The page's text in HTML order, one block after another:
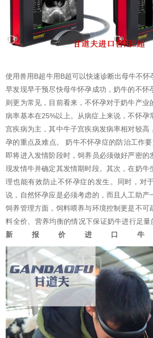
使用兽用B超牛用B超可以快速诊断出母牛不怀
早发现早干预尽快母牛怀孕成功，奶牛的不怀
则更为常见，目前看来，不怀孕对于奶牛产业
病率基本在25%以上。从病症上来说，不怀孕
宫疾病为主，其中牛子宫疾病发病率相对较高
孕的重点及难点。 奶牛不怀孕症的防治工作
即将进入发情阶段时，饲养员必须做好严密的
现发情牛并确定其发情期时段。其次，在奶牛
理也能有效防止不怀孕症的发生。同时，对
说，自然怀孕应是必须考虑的，而且人工助产
饲养管理方面，饲料喂养与环境控制更是不可
料全价、营养均衡的情况下保证奶牛进行足量
新报价进口